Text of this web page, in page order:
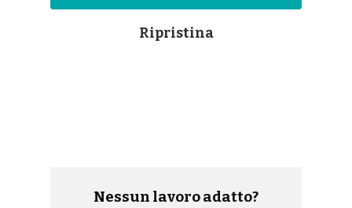
Ripristina
Nessun lavoro adatto?